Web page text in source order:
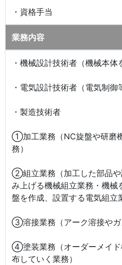
・資格手当
業務内容
・機械設計技術者（機械本体
・電気設計技術者（電気制御
・製造技術者
①加工業務（NC旋盤や研磨
務）
②組立業務（加工した部品や
み上げる機械組立業務・機械
盤を作成、設置する電気組立
③溶接業務（アーク溶接やガ
④塗装業務（オーダーメイド
布していく業務）